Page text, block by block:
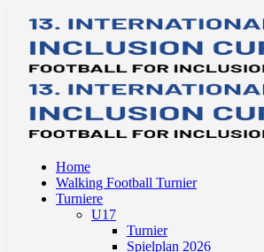
Home
Walking Football Turnier
Turniere
U17
Turnier
Spielplan 2026